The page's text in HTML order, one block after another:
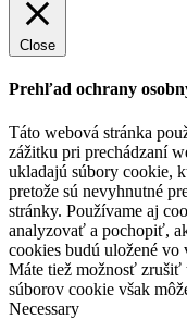
Close
Prehľad ochrany
Táto webová stránka
zážitku pri prechádzaní
ukladajú súbory cookie,
pretože sú nevyhnutné
stránky. Používame aj
analyzovať a pochopiť,
cookies budú uložené vo
Máte tiež možnosť zrušiť
súborov cookie však
Necessary